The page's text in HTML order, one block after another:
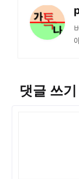
댓글 쓰기